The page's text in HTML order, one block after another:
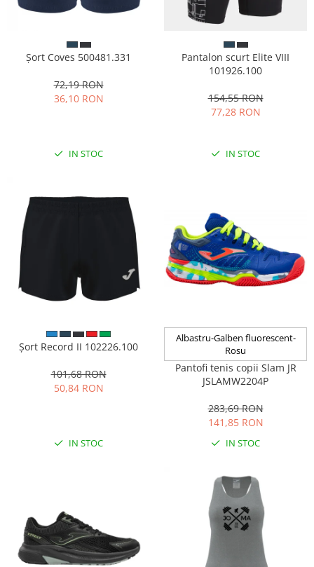
Șort Coves 500481.331
72,19 RON
36,10 RON
IN STOC
Pantalon scurt Elite VIII
101926.100
154,55 RON
77,28 RON
IN STOC
Șort Record II 102226.100
101,68 RON
50,84 RON
IN STOC
Albastru-Galben fluorescent-
Rosu
Pantofi tenis copii Slam JR
JSLAMW2204P
283,69 RON
141,85 RON
IN STOC